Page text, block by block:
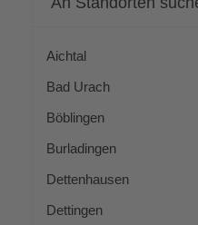
Aich­tal
Bad Urach
Böb­lin­gen
Bur­la­din­gen
Det­ten­hau­sen
Det­tin­gen